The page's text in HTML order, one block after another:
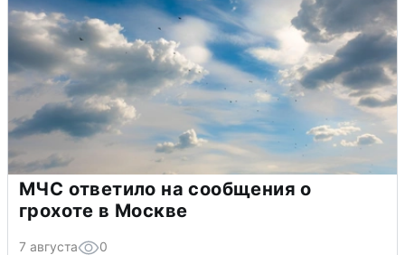
МЧС ответило на сообщения о
грохоте в Москве
7 августа 0